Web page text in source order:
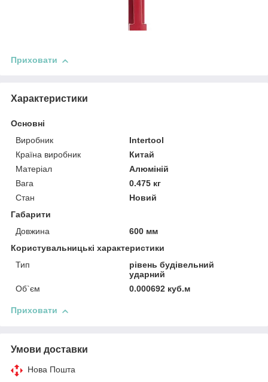
Приховати
Характеристики
Основні
Виробник
Intertool
Країна виробник
Китай
Матеріал
Алюміній
Вага
0.475 кг
Стан
Новий
Габарити
Довжина
600 мм
Користувальницькі характеристики
Тип
рівень будівельний
ударний
Об`єм
0.000692 куб.м
Приховати
Умови доставки
Нова Пошта